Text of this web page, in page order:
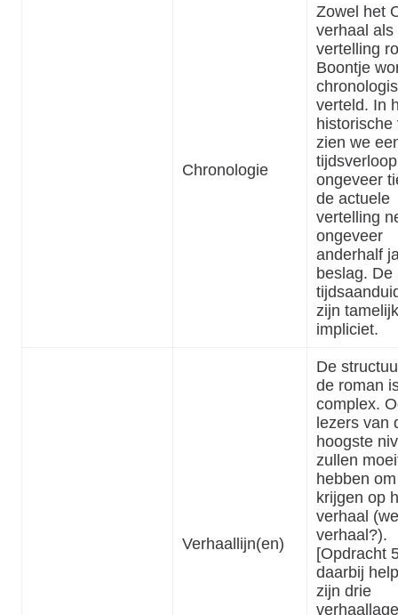
Chronologie
Zowel het
verhaal als
vertelling
Boontje
verteld. In
historische
zien we
ongeveer
de actuele
vertelling
ongeveer
anderhalf
beslag. De
zijn tamelijk
impliciet.
Verhaallijn(en)
De
de roman
complex.
lezers van
hoogste
zullen
hebben
krijgen op
verhaal
verhaal?).
[Opdracht
daarbij
zijn drie